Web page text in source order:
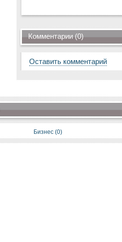
Комментарии (0)
Оставить комментарий
Бизнес (0)